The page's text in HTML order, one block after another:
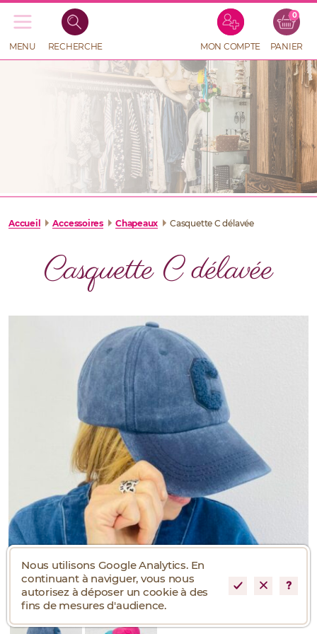
Recherche
de
MENU RECHERCHE MON COMPTE PANIER
0
RECHERCHE
DE
PRODUITS
Accueil Accessoires Chapeaux Casquette C délavée
Casquette C délavée
Nous utilisons Google Analytics. En
continuant à naviguer, vous nous
autorisez à déposer un cookie à des
fins de mesures d'audience.